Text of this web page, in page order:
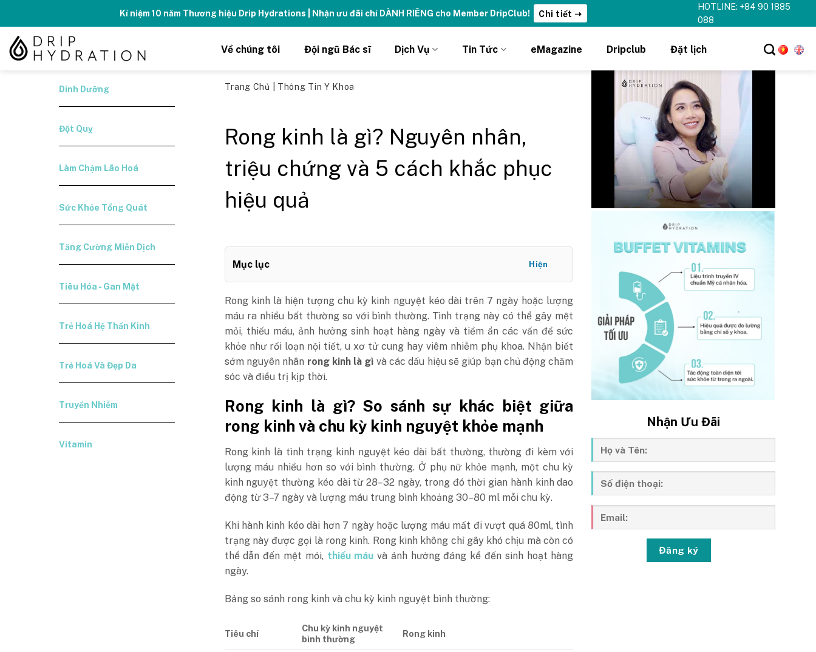
content
Kỉ niệm 10 năm Thương hiệu Drip Hydrations | Nhận ưu đãi chỉ DÀNH RIÊNG cho Member DripClub! Chi tiết ➝
HOTLINE: +84 90 1885
088
Về chúng tôi Đội ngũ Bác sĩ Dịch Vụ Tin Tức eMagazine Dripclub Đặt lịch
Dinh Dưỡng
Đột Quỵ
Làm Chậm Lão Hoá
Sức Khỏe Tổng Quát
Tăng Cường Miễn Dịch
Tiêu Hóa - Gan Mật
Trẻ Hoá Hệ Thần Kinh
Trẻ Hoá Và Đẹp Da
Truyền Nhiễm
Vitamin
Trang Chủ Thông Tin Y Khoa
Rong kinh là gì? Nguyên nhân,
triệu chứng và 5 cách khắc phục
hiệu quả
Mục lục Hiện
Rong kinh là hiện tượng chu kỳ kinh nguyệt kéo dài trên 7 ngày hoặc lượng
máu ra nhiều bất thường so với bình thường. Tình trạng này có thể gây mệt
mỏi, thiếu máu, ảnh hưởng sinh hoạt hàng ngày và tiềm ẩn các vấn đề sức
khỏe như rối loạn nội tiết, u xơ tử cung hay viêm nhiễm phụ khoa. Nhận biết
sớm nguyên nhân rong kinh là gì vàcác dấu hiệu sẽ giúp bạn chủ động chăm
sóc và điều trị kịp thời.
Rong kinh là gì? So sánh sự khác biệt giữa
rong kinh và chu kỳ kinh nguyệt khỏe mạnh
Rong kinh là tình trạng kinh nguyệt kéo dài bất thường, thường đi kèm với
lượng máu nhiều hơn so với bình thường. Ở phụ nữ khỏe mạnh, một chu kỳ
kinh nguyệt thường kéo dài từ 28–32 ngày, trong đó thời gian hành kinh dao
động từ 3–7 ngày và lượng máu trung bình khoảng 30–80 ml mỗi chu kỳ.
Khi hành kinh kéo dài hơn 7 ngày hoặc lượng máu mất đi vượt quá 80ml, tình
trạng này được gọi là rong kinh. Rong kinh không chỉ gây khó chịu mà còn có
thể dẫn đến mệt mỏi, thiếu máu và ảnh hưởng đáng kể đến sinh hoạt hàng
ngày.
Bảng so sánh rong kinh và chu kỳ kinh nguyệt bình thường:
Tiêu chí
Chu kỳ kinh nguyệt
bình thường
Rong kinh
Nhận Ưu Đãi
Đăng ký